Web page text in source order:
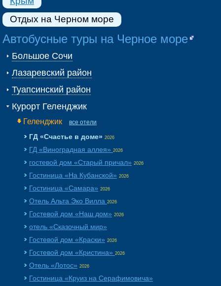
Отдых на Черном море
Автобусные туры на Черное море
Большое Сочи
Лазаревский район
Туапсинский район
Курорт Геленджик
Геленджик все отели
ГД «Счастье в доме» 2026
ГД «Виноградная аллея» 2026
гостевой дом «Cтарый причал» 2026
Гостиница «На Кубанской» 2026
Гостиница «Самара» 2026
Отель Альта Эко Вилла 2026
Гостевой дом «Наш дом» 2026
отель «Сказочный мир»
Гостевой дом «Краски» 2026
Гостевой дом «Кристина» 2026
Отель «Лотос» 2026
Гостиница «Круиз на Серафимовича»